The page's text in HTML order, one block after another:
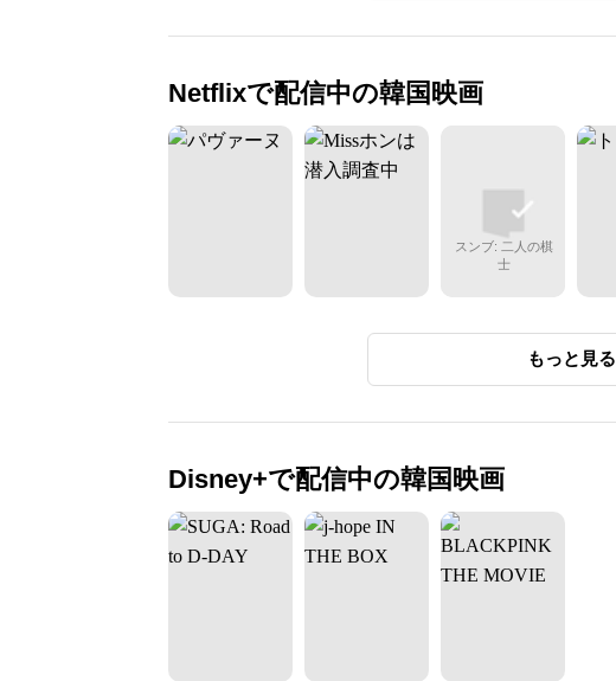
Netflixで配信中の韓国映画
スンブ: 二人の棋
士
もっと見る
Disney+で配信中の韓国映画